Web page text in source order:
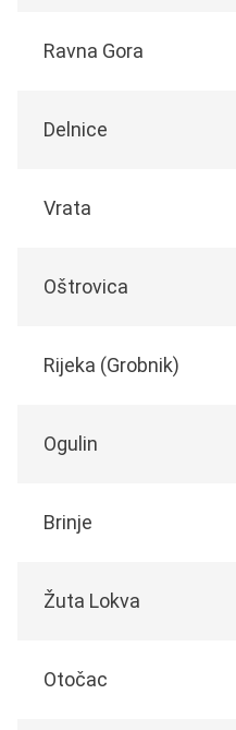
Ravna Gora
Delnice
Vrata
Oštrovica
Rijeka (Grobnik)
Ogulin
Brinje
Žuta Lokva
Otočac